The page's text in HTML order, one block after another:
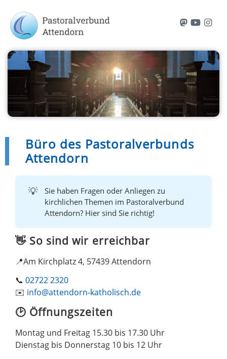
Mastodon
Büro des Pastoralverbunds
Attendorn
💡
Sie haben Fragen oder Anliegen zu
kirchlichen Themen im Pastoralverbund
Attendorn? Hier sind Sie richtig!
👋 So sind wir erreichbar
📍Am Kirchplatz 4, 57439 Attendorn
📞 02722 2320
✉️ info@attendorn-katholisch.de
🕑 Öffnungszeiten
Montag und Freitag 15.30 bis 17.30 Uhr
Dienstag bis Donnerstag 10 bis 12 Uhr